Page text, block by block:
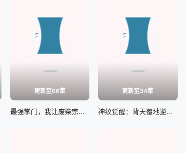
更新至06集
最强掌门，我让废柴宗门碾压三界
更新至34集
神纹觉醒：背天覆地逆命屠诡